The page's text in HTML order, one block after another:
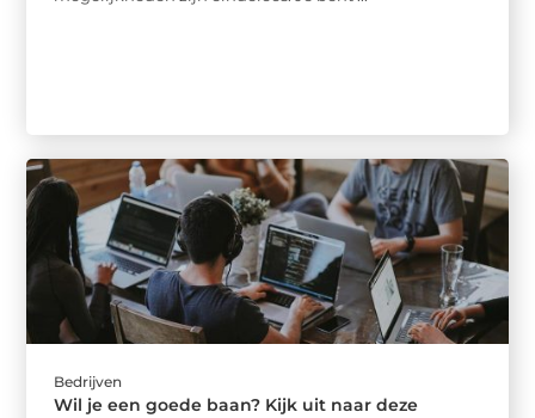
Bedrijven
Wil je een goede baan? Kijk uit naar deze